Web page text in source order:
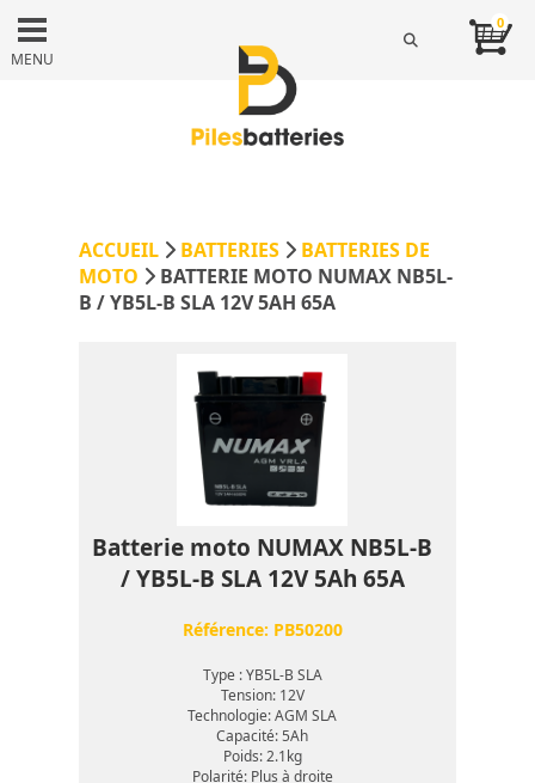
MENU
0
ACCUEIL BATTERIES
BATTERIES DE
MOTO
BATTERIE MOTO NUMAX NB5L-
B / YB5L-B SLA 12V 5AH 65A
Batterie moto NUMAX NB5L-B
/ YB5L-B SLA 12V 5Ah 65A
Référence: PB50200
Type : YB5L-B SLA
Tension: 12V
Technologie: AGM SLA
Capacité: 5Ah
Poids: 2.1kg
Polarité: Plus à droite